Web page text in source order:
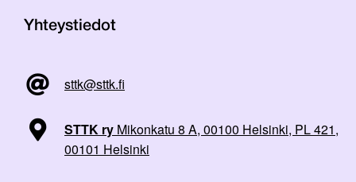
Yhteystiedot
sttk@sttk.fi
STTK ry Mikonkatu 8 A, 00100 Helsinki, PL 421,
00101 Helsinki